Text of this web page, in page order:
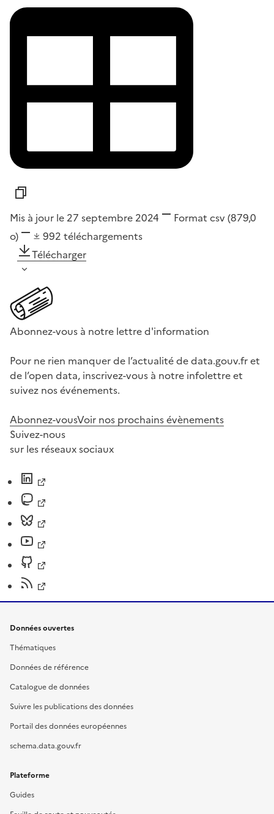
Mis à jour le 27 septembre 2024 Format csv(879,0
o)
992 téléchargements
Télécharger
Abonnez-vous à notre lettre d'information
Pour ne rien manquer de l’actualité de data.gouv.fr et
de l’open data, inscrivez-vous à notre infolettre et
suivez nos événements.
Abonnez-vousVoir nos prochains évènements
Suivez-nous
sur les réseaux sociaux
Données ouvertes
Thématiques
Données de référence
Catalogue de données
Suivre les publications des données
Portail des données européennes
schema.data.gouv.fr
Plateforme
Guides